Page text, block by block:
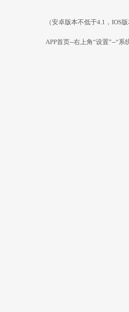
（安卓版本不低于4.1，IOS版
APP首页--右上角“设置”--“系